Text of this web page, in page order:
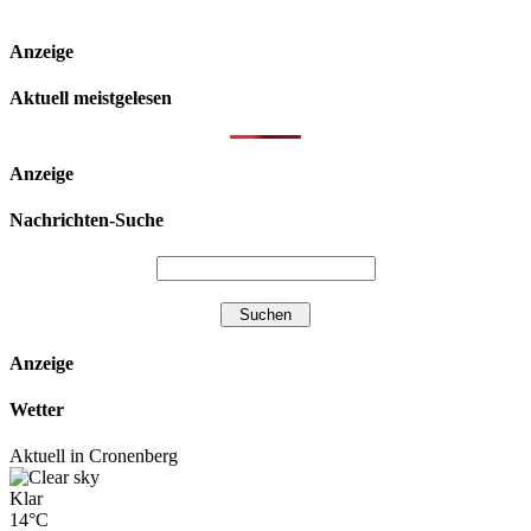
Anzeige
Aktuell meistgelesen
Anzeige
Nachrichten-Suche
Anzeige
Wetter
Aktuell in Cronenberg
Klar
14°C